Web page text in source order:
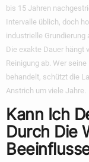
bis 15 Jahren
Intervalle üblich, doch
industrielle Grundierung
Die exakte Dauer hängt
Reinigung ab. Wer
behandelt, schützt die
Anstrich um viele Jahre.
Kann Ich
Durch Die